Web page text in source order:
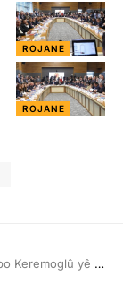
ROJANE
ROJANE
hatî qetilkirin, hatin ba hev